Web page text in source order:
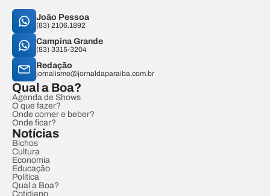
João Pessoa
(83) 2106.1892
Campina Grande
(83) 3315-3204
Redação
jornalismo@jornaldaparaiba.com.br
Qual a Boa?
Agenda de Shows
O que fazer?
Onde comer e beber?
Onde ficar?
Notícias
Bichos
Cultura
Economia
Educação
Política
Qual a Boa?
Cotidiano